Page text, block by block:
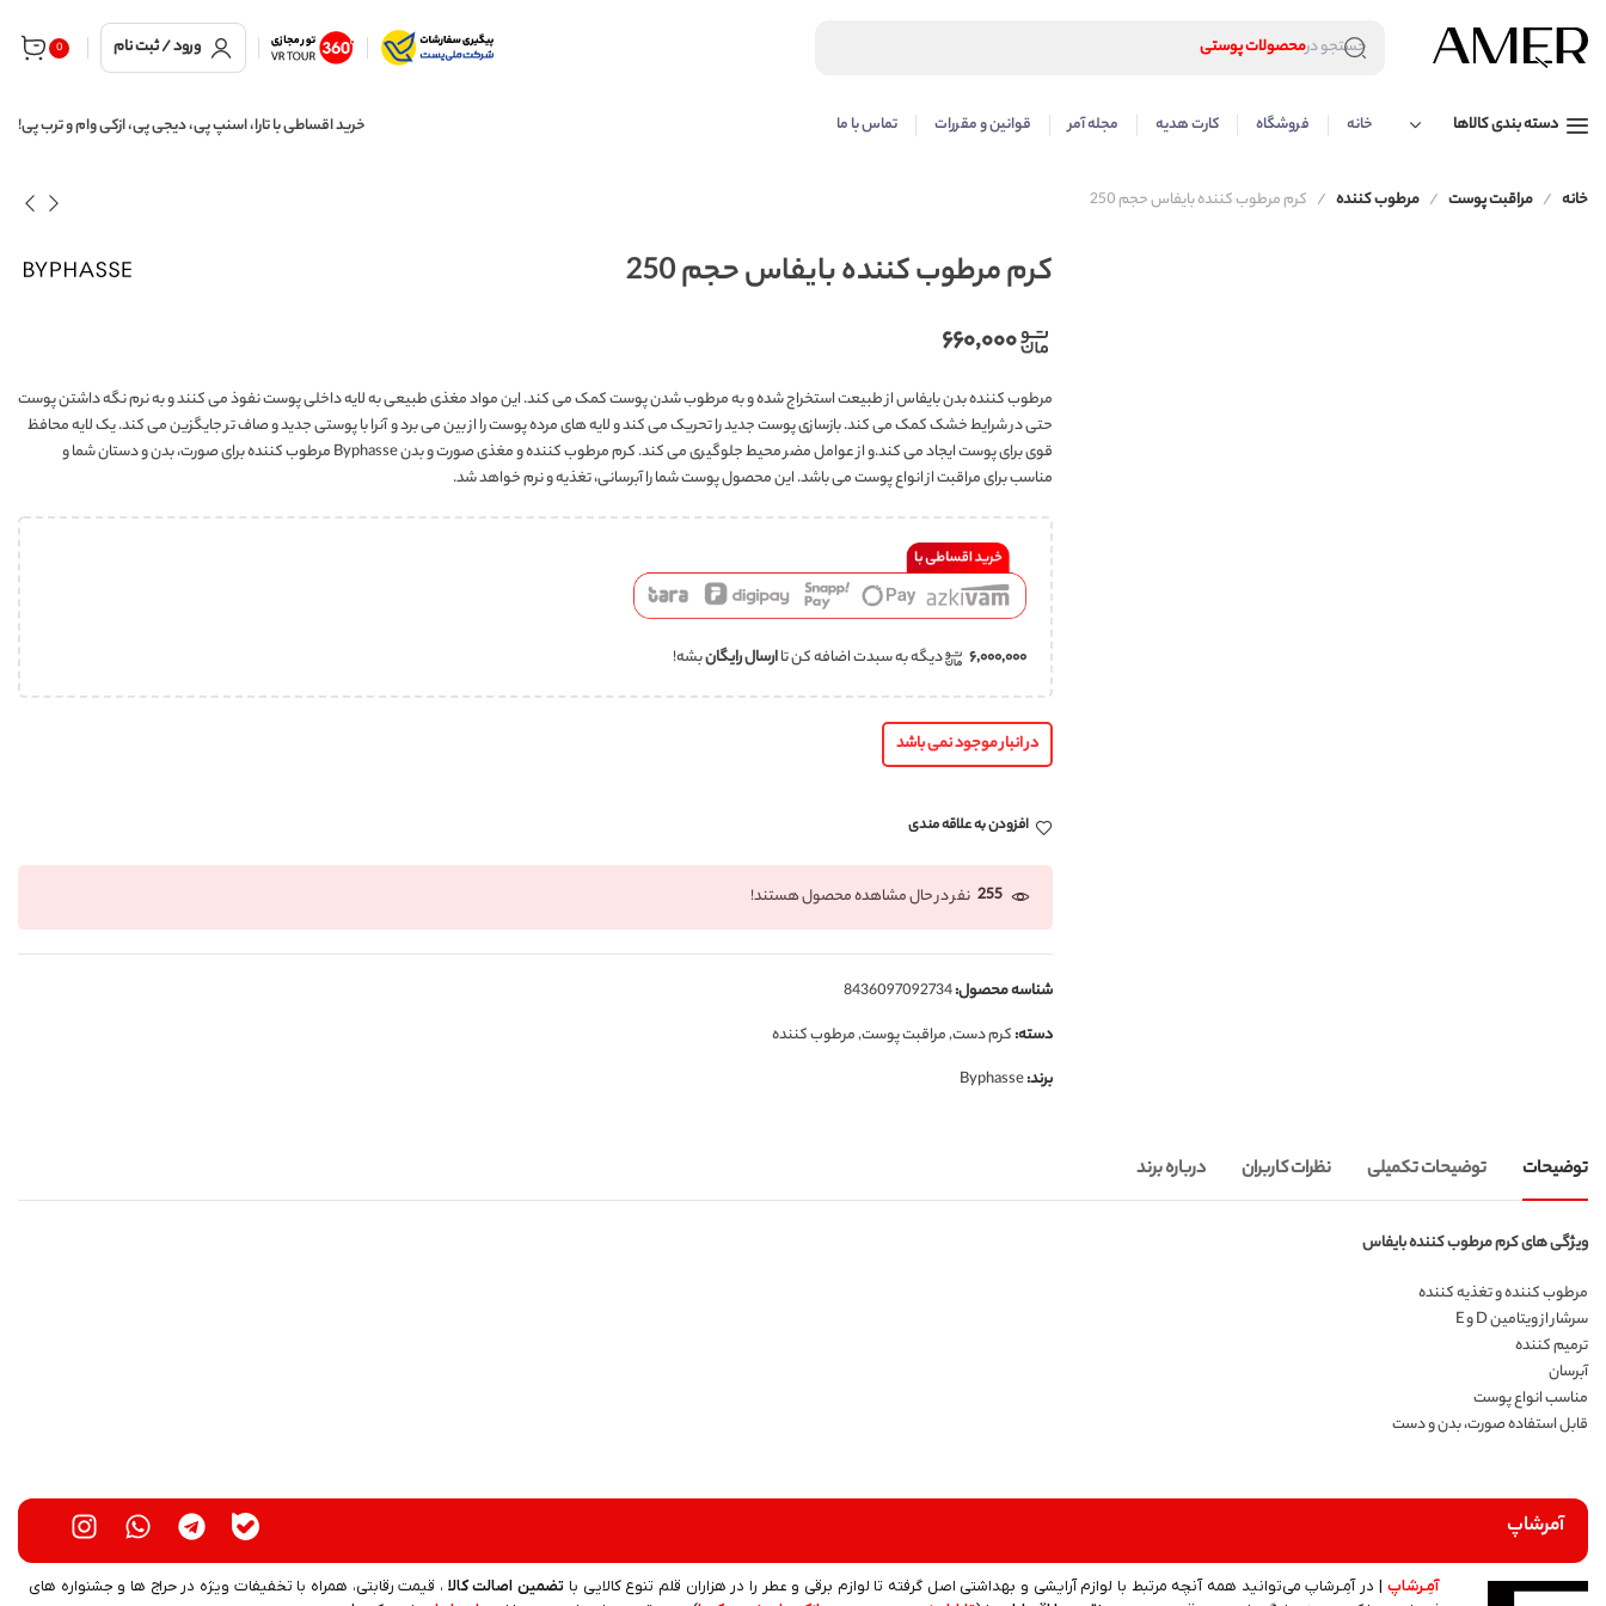
جستجو درمحصولات مراقبت مو
لوازم آرایشی
محصولات پوستی
عطر و ادکلن
ورود / ثبت نام 0
دسته بندی کالاها خانه فروشگاه کارت هدیه مجله آمر قوانین و مقررات تماس با ما خرید اقساطی با تارا، اسنپ پی، دیجی پی، ازکی وام و ترب پی!
خانه مراقبت پوست مرطوب کننده کرم مرطوب کننده بایفاس حجم 250
کرم مرطوب کننده بایفاس حجم 250
۶۶۰,۰۰۰
مرطوب کننده بدن بایفاس از طبیعت استخراج شده و به مرطوب شدن پوست کمک می کند. این مواد مغذی طبیعی به لایه داخلی پوست نفوذ می کنند و به نرم نگه داشتن پوست
حتی در شرایط خشک کمک می کند. بازسازی پوست جدید را تحریک می کند و لایه های مرده پوست را از بین می برد و آنرا با پوستی جدید و صاف تر جایگزین می کند. یک لایه محافظ
قوی برای پوست ایجاد می کند.و از عوامل مضر محیط جلوگیری می کند. کرم مرطوب کننده و مغذی صورت و بدن Byphasse مرطوب کننده برای صورت، بدن و دستان شما و
مناسب برای مراقبت از انواع پوست می باشد. این محصول پوست شما را آبرسانی، تغذیه و نرم خواهد شد.
۶,۰۰۰,۰۰۰ دیگه به سبدت اضافه کن تاارسال رایگانبشه!
در انبار موجود نمی باشد
افزودن به علاقه مندی
255 نفر در حال مشاهده محصول هستند!
شناسه محصول:8436097092734
دسته:کرم دست,مراقبت پوست,مرطوب کننده
برند:Byphasse
توضیحات توضیحات تکمیلی نظرات کاربران درباره برند
ویژگی های کرم مرطوب کننده بایفاس
مرطوب کننده و تغذیه کننده
سرشار از ویتامین D و E
ترمیم کننده
آبرسان
مناسب انواع پوست
قابل استفاده صورت، بدن و دست
آمرشاپ
آمِـرشاپ | در آمِـرشاپ می‌توانید همه آنچه مرتبط با لوازم آرایشی و بهداشتی اصل گرفته تا لوازم برقی و عطر را در هزاران قلم تنوع کالایی با تضمین اصالت کالا ، قیمت رقابتی، همراه با تخفیفات ویژه در حراج ها و جشنواره های